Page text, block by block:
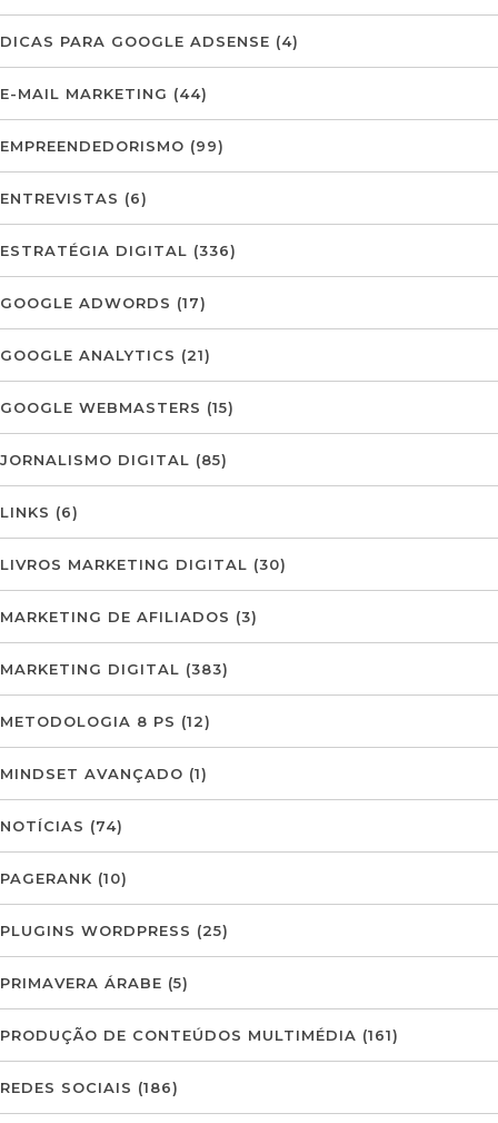
DICAS PARA GOOGLE ADSENSE (4)
E-MAIL MARKETING (44)
EMPREENDEDORISMO (99)
ENTREVISTAS (6)
ESTRATÉGIA DIGITAL (336)
GOOGLE ADWORDS (17)
GOOGLE ANALYTICS (21)
GOOGLE WEBMASTERS (15)
JORNALISMO DIGITAL (85)
LINKS (6)
LIVROS MARKETING DIGITAL (30)
MARKETING DE AFILIADOS (3)
MARKETING DIGITAL (383)
METODOLOGIA 8 PS (12)
MINDSET AVANÇADO (1)
NOTÍCIAS (74)
PAGERANK (10)
PLUGINS WORDPRESS (25)
PRIMAVERA ÁRABE (5)
PRODUÇÃO DE CONTEÚDOS MULTIMÉDIA (161)
REDES SOCIAIS (186)